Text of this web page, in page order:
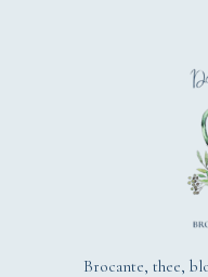
Brocante, thee,